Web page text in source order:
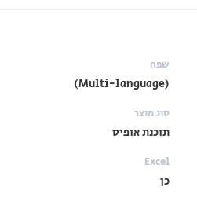
שפה
(Multi-language)
סוג מוצר
תוכנת אופיס
Excel
כן